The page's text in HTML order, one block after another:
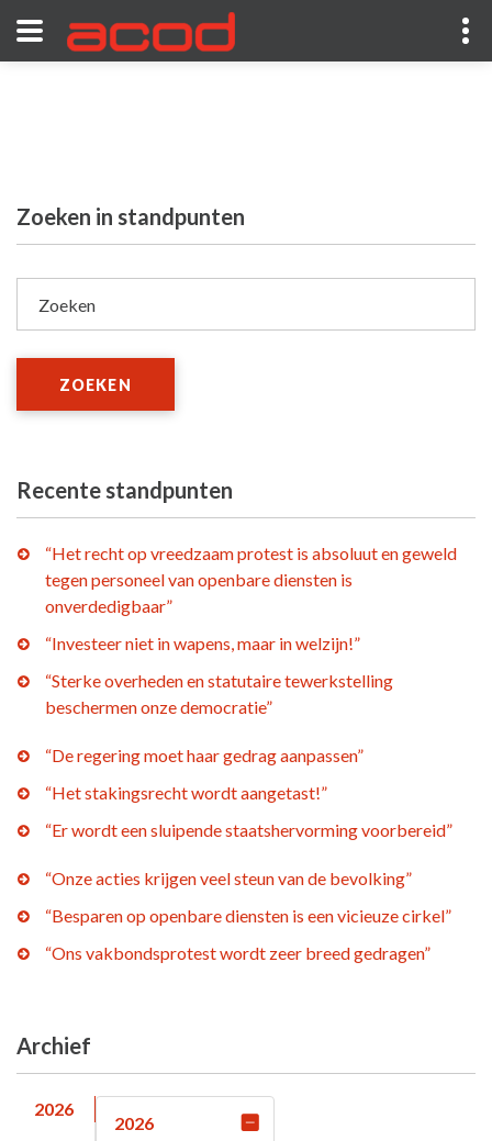
Zoeken in standpunten
Zoeken
ZOEKEN
Recente standpunten
“Het recht op vreedzaam protest is absoluut en geweld
tegen personeel van openbare diensten is
onverdedigbaar”
“Investeer niet in wapens, maar in welzijn!”
“Sterke overheden en statutaire tewerkstelling
beschermen onze democratie”
“De regering moet haar gedrag aanpassen”
“Het stakingsrecht wordt aangetast!”
“Er wordt een sluipende staatshervorming voorbereid”
“Onze acties krijgen veel steun van de bevolking”
“Besparen op openbare diensten is een vicieuze cirkel”
“Ons vakbondsprotest wordt zeer breed gedragen”
Archief
2026
2026